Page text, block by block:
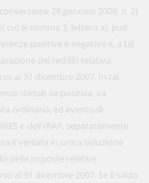
28 gennaio 2009, n. 2)
cui al comma 3, lettera a), può
positive e negative e, a tal
dei redditi relativa
al 31 dicembre 2007. In tal
stesse, se positiva, va
ordinaria, ed eventuali
e dell'IRAP, separatamente
è versata in unica soluzione
delle imposte relative
al 31 dicembre 2007. Se il saldo